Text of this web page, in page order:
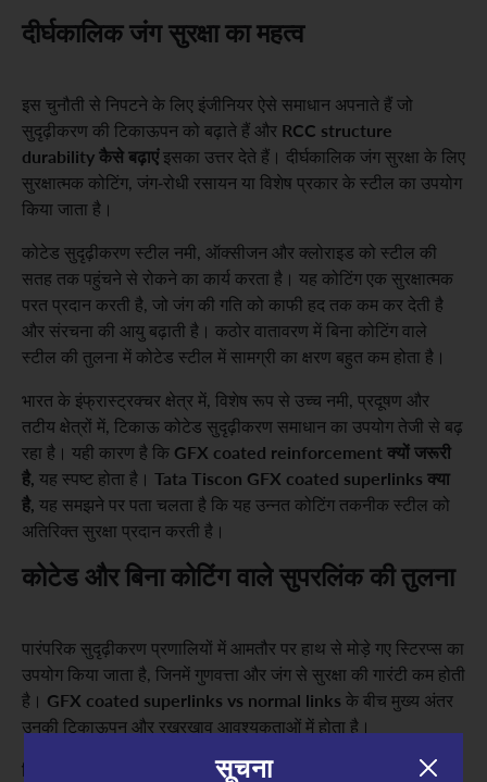
सूचना
दीर्घकालिक जंग सुरक्षा का महत्व
इस चुनौती से निपटने के लिए इंजीनियर ऐसे समाधान अपनाते हैं जो
सुदृढ़ीकरण की टिकाऊपन को बढ़ाते हैं और RCC structure
durability कैसे बढ़ाएंइसका उत्तर देते हैं। दीर्घकालिक जंग सुरक्षा के लिए
सुरक्षात्मक कोटिंग, जंग-रोधी रसायन या विशेष प्रकार के स्टील का उपयोग
किया जाता है।
कोटेड सुदृढ़ीकरण स्टील नमी, ऑक्सीजन और क्लोराइड को स्टील की
सतह तक पहुंचने से रोकने का कार्य करता है। यह कोटिंग एक सुरक्षात्मक
परत प्रदान करती है, जो जंग की गति को काफी हद तक कम कर देती है
और संरचना की आयु बढ़ाती है। कठोर वातावरण में बिना कोटिंग वाले
स्टील की तुलना में कोटेड स्टील में सामग्री का क्षरण बहुत कम होता है।
भारत के इंफ्रास्ट्रक्चर क्षेत्र में, विशेष रूप से उच्च नमी, प्रदूषण और
तटीय क्षेत्रों में, टिकाऊ कोटेड सुदृढ़ीकरण समाधान का उपयोग तेजी से बढ़
रहा है। यही कारण है कि GFX coated reinforcement क्यों जरूरी
है, यह स्पष्ट होता है। Tata Tiscon GFX coated superlinks क्या
है, यह समझने पर पता चलता है कि यह उन्नत कोटिंग तकनीक स्टील को
अतिरिक्त सुरक्षा प्रदान करती है।
कोटेड और बिना कोटिंग वाले सुपरलिंक की तुलना
पारंपरिक सुदृढ़ीकरण प्रणालियों में आमतौर पर हाथ से मोड़े गए स्टिरप्स का
उपयोग किया जाता है, जिनमें गुणवत्ता और जंग से सुरक्षा की गारंटी कम होती
है। GFX coated superlinks vs normal links के बीच मुख्य अंतर
उनकी टिकाऊपन और रखरखाव आवश्यकताओं में होता है।
बिना कोटिंग वाले सुदृढ़ीकरण स्टील मुख्य रूप से कंक्रीट की क्षारीय